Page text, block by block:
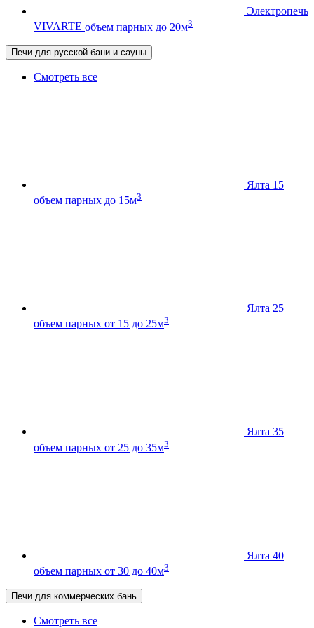
Электропечь
VIVARTE объем парных до 20м3
Печи для русской бани и сауны
Смотреть все
Ялта 15
объем парных до 15м3
Ялта 25
объем парных от 15 до 25м3
Ялта 35
объем парных от 25 до 35м3
Ялта 40
объем парных от 30 до 40м3
Печи для коммерческих бань
Смотреть все